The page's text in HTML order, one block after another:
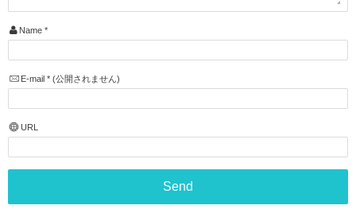
Name *
E-mail *(公開されません)
URL